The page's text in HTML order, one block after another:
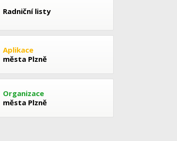
Radniční listy
Aplikace
města Plzně
Organizace
města Plzně